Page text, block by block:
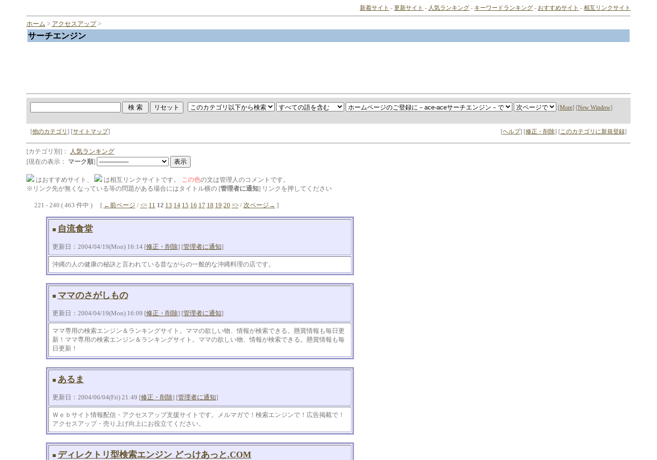
新着サイト -更新サイト - 人気ランキング - キーワードランキング - おすすめサイト -相互リンクサイト
ホーム > アクセスアップ>
サーチエンジン
[More] [New Window]
[他のカテゴリ ] [サイトマップ] [ヘルプ] [修正・削除] [このカテゴリに新規登録]
[カテゴリ別]：
人気ランキング
[現在の表示： マーク順]
はおすすめサイト、 は相互リンクサイトです。 この色の文は管理人のコメントです。
※リンク先が無くなっている等の問題がある場合にはタイトル横の [管理者に通知] リンクを押してください
221 - 240 ( 463 件中 ) [ ←前ページ / <= 11 12 13 14 15 16 17 18 19 20 =>/ 次ページ→ ]
■ 自流食堂
更新日：2004/04/19(Mon) 16:14 [修正・削除] [管理者に通知]
沖縄の人の健康の秘訣と言われている昔ながらの一般的な沖縄料理の店です。
■ ママのさがしもの
更新日：2004/04/19(Mon) 16:09 [修正・削除] [管理者に通知]
ママ専用の検索エンジン＆ランキングサイト。ママの欲しい物、情報が検索できる。懸賞情報も毎日更
新！ママ専用の検索エンジン＆ランキングサイト。ママの欲しい物、情報が検索できる。懸賞情報も毎
日更新！
■ あるま
更新日：2004/06/04(Fri) 21:49 [修正・削除] [管理者に通知]
Ｗｅｂサイト情報配信・アクセスアップ支援サイトです。メルマガで！検索エンジンで！広告掲載で！
アクセスアップ・売り上げ向上にお役立てください。
■ ディレクトリ型検索エンジン どっけあっと.COM